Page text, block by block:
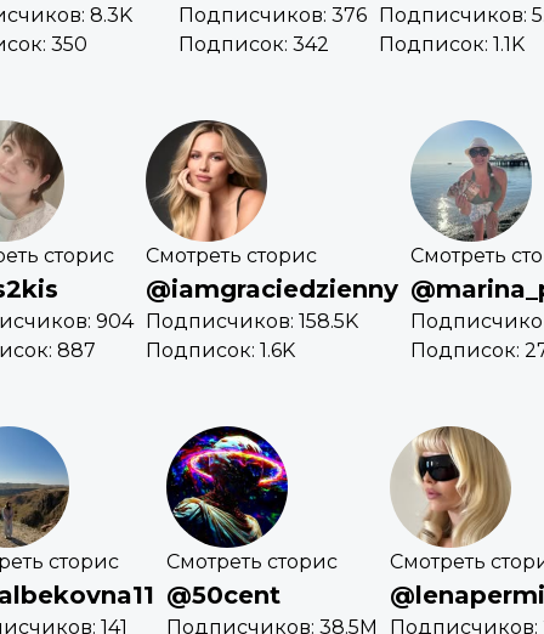
8.3K
350
Подписчиков: 376
Подписок: 342
Подписчиков:
Подписок: 1.1K
сторис
904
887
Смотреть сторис
@iamgraciedzienny
Подписчиков: 158.5K
Подписок: 1.6K
Смотреть
Подписок:
сторис
141
Смотреть сторис
@50cent
Подписчиков: 38.5M
Смотреть
Подписчиков: